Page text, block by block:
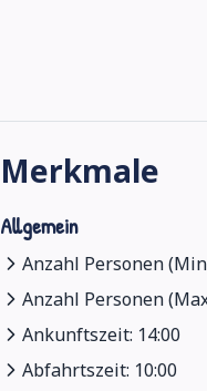
Merkmale
Allgemein
Anzahl Personen
Anzahl Personen
Ankunftszeit: 14:00
Abfahrtszeit: 10:00